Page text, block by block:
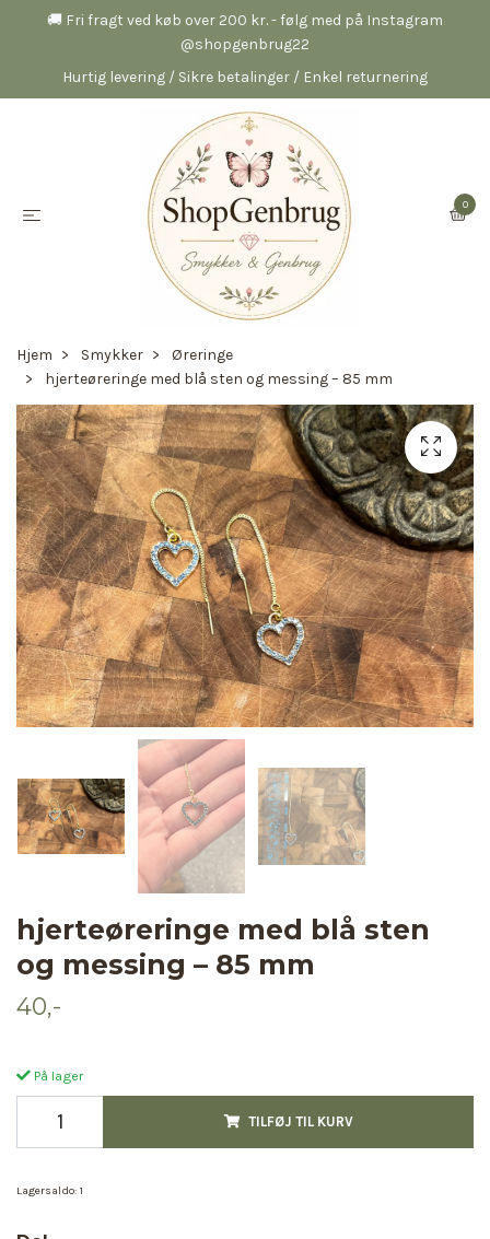
🚚 Fri fragt ved køb over 200 kr. - følg med på Instagram
@shopgenbrug22
Hurtig levering / Sikre betalinger / Enkel returnering
0
Hjem Smykker
Øreringe
hjerteøreringe med blå sten og messing – 85 mm
hjerteøreringe med blå sten
og messing – 85 mm
40,-
På lager
TILFØJ TIL KURV
Lagersaldo: 1